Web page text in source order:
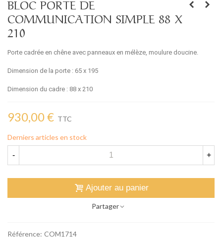
BLOC PORTE DE
COMMUNICATION SIMPLE 88 X
210
Porte cadrée en chêne avec panneaux en mélèze, moulure doucine.
Dimension de la porte : 65 x 195
Dimension du cadre : 88 x 210
930,00 € TTC
Derniers articles en stock
- +
Ajouter au panier
Partager
Référence: COM1714